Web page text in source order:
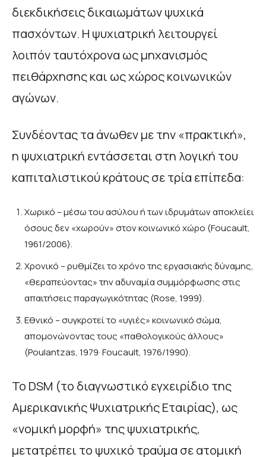
διεκδικήσεις δικαιωμάτων ψυχικά
πασχόντων. Η ψυχιατρική λειτουργεί
λοιπόν ταυτόχρονα ως μηχανισμός
πειθάρχησης και ως χώρος κοινωνικών
αγώνων.
Συνδέοντας τα άνωθεν με την «πρακτική»,
η ψυχιατρική εντάσσεται στη λογική του
καπιταλιστικού κράτους σε τρία επίπεδα:
Χωρικό – μέσω του ασύλου ή των ιδρυμάτων αποκλείει
όσους δεν «χωρούν» στον κοινωνικό χώρο (Foucault,
1961/2006).
Χρονικό – ρυθμίζει το χρόνο της εργασιακής δύναμης,
«θεραπεύοντας» την αδυναμία συμμόρφωσης στις
απαιτήσεις παραγωγικότητας (Rose, 1999).
Εθνικό – συγκροτεί το «υγιές» κοινωνικό σώμα,
απομονώνοντας τους «παθολογικούς άλλους»
(Poulantzas, 1979· Foucault, 1976/1990).
Το DSM (το διαγνωστικό εγχειρίδιο της
Αμερικανικής Ψυχιατρικής Εταιρίας), ως
«νομική μορφή» της ψυχιατρικής,
μετατρέπει το ψυχικό τραύμα σε ατομική